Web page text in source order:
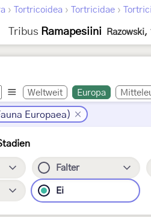
› Tortricoidea › Tortricidae ›
Tribus Ramapesiini Razowski,
Weltweit Europa
Europaea)
Falter
Ei